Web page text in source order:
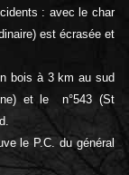
: avec le char
est écrasée et
bois à 3 km au sud
et le n°543 (St
le P.C. du général